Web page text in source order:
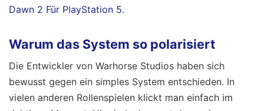
Dawn 2 Für PlayStation 5.
Warum das System so polarisiert
Die Entwickler von Warhorse Studios haben sich
bewusst gegen ein simples System entschieden. In
vielen anderen Rollenspielen klickt man einfach im